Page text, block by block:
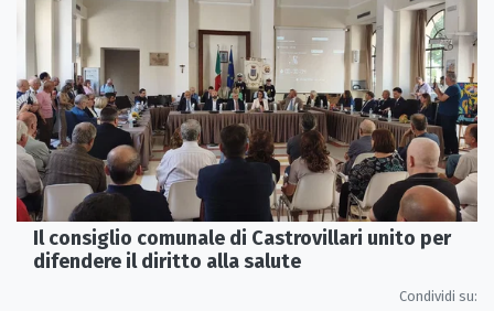
Il consiglio comunale di Castrovillari unito per
difendere il diritto alla salute
Condividi su: